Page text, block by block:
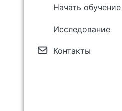
Начать обучение
Исследование
Контакты